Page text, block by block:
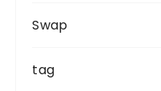
Swap
tag